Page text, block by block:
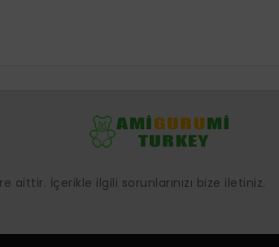
aittir. İçerikle ilgili sorunlarınızı bize iletiniz.